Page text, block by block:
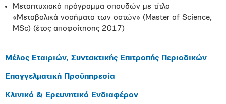
Μεταπτυχιακό πρόγραμμα σπουδών με τίτλο
«Μεταβολικά νοσήματα των οστών» (Master of Science,
MSc) (έτος αποφοίτησης 2017)
Μέλος Εταιριών, Συντακτικής Επιτροπής Περιοδικών
Επαγγελματική Προϋπηρεσία
Κλινικό & Ερευνητικό Ενδιαφέρον